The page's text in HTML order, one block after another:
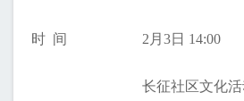
时 间 2月3日 14:00
长征社区文化